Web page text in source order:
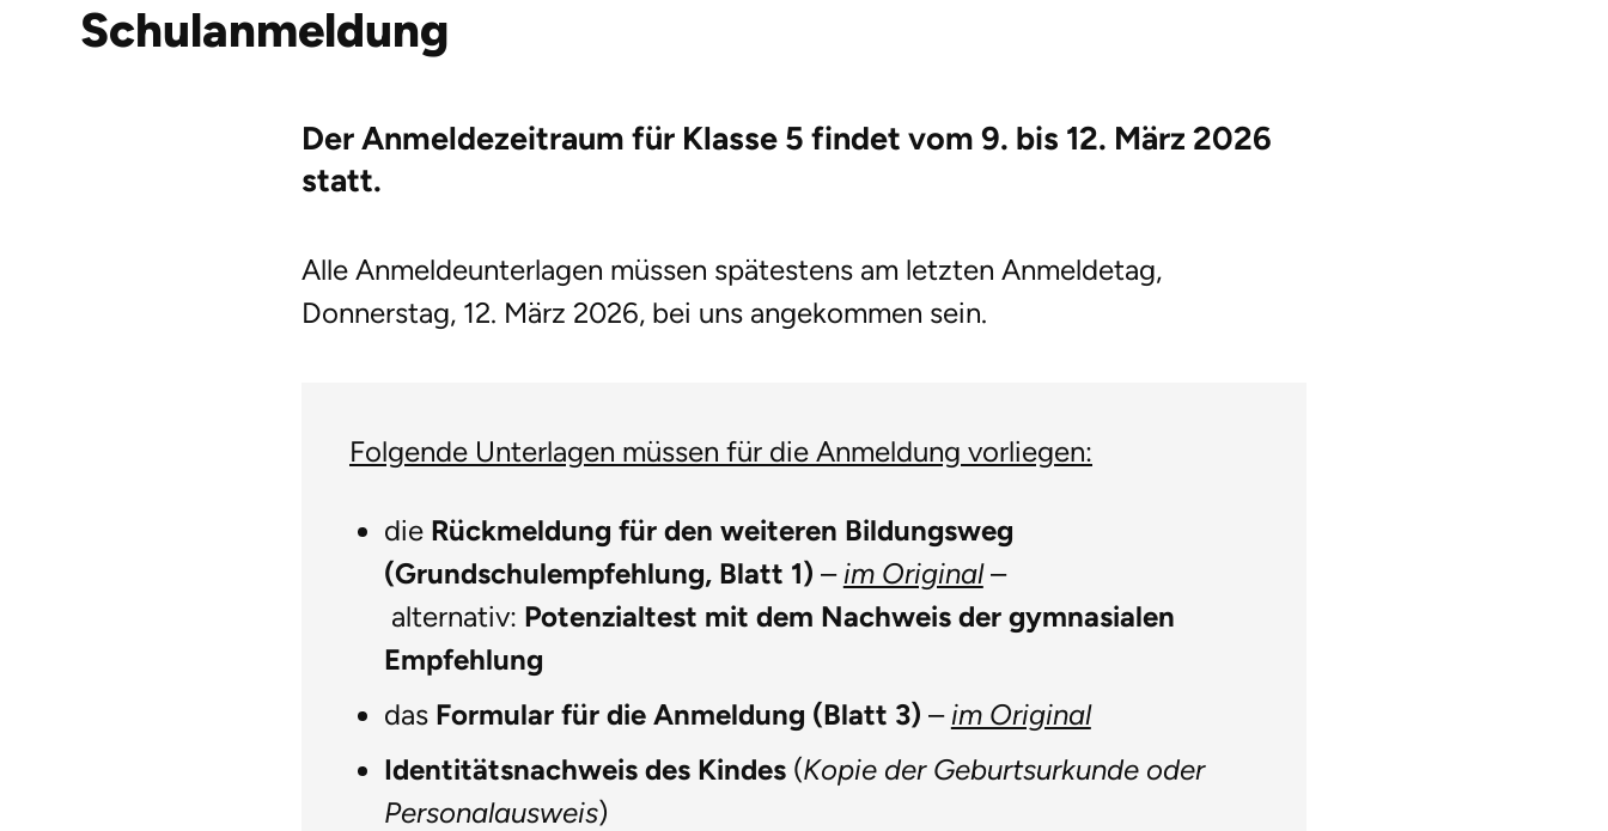
Schulanmeldung
DerAnmeldezeitraum für Klasse 5 findet vom 9. bis 12. März 2026
statt.
Alle Anmeldeunterlagen müssen spätestens am letzten Anmeldetag,
Donnerstag, 12. März 2026, bei uns angekommen sein.
Folgende Unterlagen müssen für die Anmeldung vorliegen:
die Rückmeldung für den weiteren Bildungsweg
(Grundschulempfehlung, Blatt 1) –im Original–
alternativ: Potenzialtest mit dem Nachweis der gymnasialen
Empfehlung
das Formular für die Anmeldung (Blatt 3) –im Original
Identitätsnachweis des Kindes(Kopie der Geburtsurkunde oder
Personalausweis)